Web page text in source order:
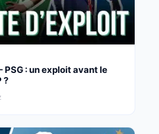
PSG : un exploit avant le
?